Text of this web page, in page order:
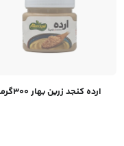
ارده کنجد زرین بهار 300گرمی